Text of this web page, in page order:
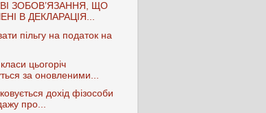
ЗОБОВ’ЯЗАННЯ, ЩО
В ДЕКЛАРАЦІЯ...
пільгу на податок на
цьогоріч
за оновленими...
дохід фізособи
про...